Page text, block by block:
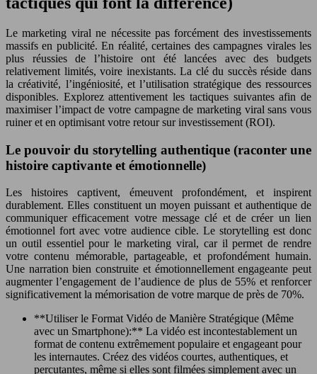
Le marketing viral ne nécessite pas forcément des investissements
massifs en publicité. En réalité, certaines des campagnes virales les
plus réussies de l’histoire ont été lancées avec des budgets
relativement limités, voire inexistants. La clé du succès réside dans
la créativité, l’ingéniosité, et l’utilisation stratégique des ressources
disponibles. Explorez attentivement les tactiques suivantes afin de
maximiser l’impact de votre campagne de marketing viral sans vous
ruiner et en optimisant votre retour sur investissement (ROI).
Le pouvoir du storytelling authentique (raconter une
histoire captivante et émotionnelle)
Les histoires captivent, émeuvent profondément, et inspirent
durablement. Elles constituent un moyen puissant et authentique de
communiquer efficacement votre message clé et de créer un lien
émotionnel fort avec votre audience cible. Le storytelling est donc
un outil essentiel pour le marketing viral, car il permet de rendre
votre contenu mémorable, partageable, et profondément humain.
Une narration bien construite et émotionnellement engageante peut
augmenter l’engagement de l’audience de plus de 55% et renforcer
significativement la mémorisation de votre marque de près de 70%.
**Utiliser le Format Vidéo de Manière Stratégique (Même
avec un Smartphone):** La vidéo est incontestablement un
format de contenu extrêmement populaire et engageant pour
les internautes. Créez des vidéos courtes, authentiques, et
percutantes, même si elles sont filmées simplement avec un